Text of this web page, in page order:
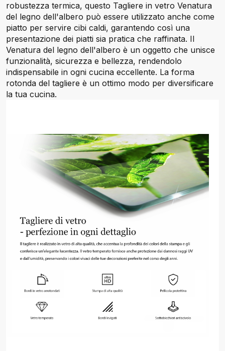
robustezza termica, questo Tagliere in vetro Venatura
del legno dell'albero può essere utilizzato anche come
piatto per servire cibi caldi, garantendo così una
presentazione dei piatti sia pratica che raffinata. Il
Venatura del legno dell'albero è un oggetto che unisce
funzionalità, sicurezza e bellezza, rendendolo
indispensabile in ogni cucina eccellente. La forma
rotonda del tagliere è un ottimo modo per diversificare
la tua cucina.